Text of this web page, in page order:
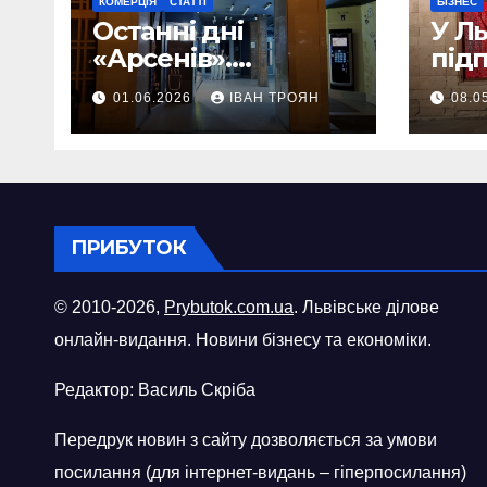
Останні дні
«Арсенів».
Фоторепортаж
01.06.2026 ІВАН ТРОЯН
У
ПРИБУТОК
© 2010-2026, Prybutok.com.ua. Львівське ділове
онлайн-видання. Новини бізнесу та економіки.
Редактор: Василь Скріба
Передрук новин з сайту дозволяється за умови
посилання (для інтернет-видань – гіперпосилання)